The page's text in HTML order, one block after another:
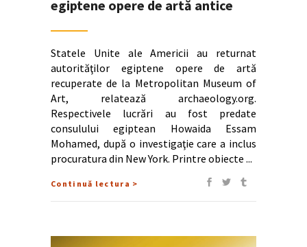
egiptene opere de artă antice
Statele Unite ale Americii au returnat
autorităţilor egiptene opere de artă
recuperate de la Metropolitan Museum of
Art, relatează archaeology.org.
Respectivele lucrări au fost predate
consulului egiptean Howaida Essam
Mohamed, după o investigaţie care a inclus
procuratura din New York. Printre obiecte
Continuă lectura >